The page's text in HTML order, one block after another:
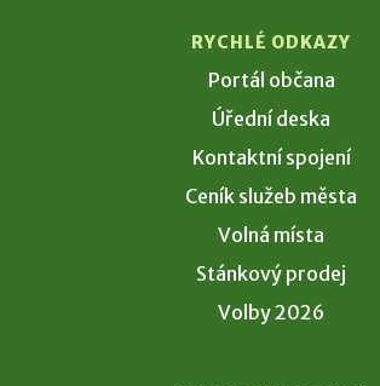
RYCHLÉ ODKAZY
Portál občana
Úřední deska
Kontaktní spojení
Ceník služeb města
Volná místa
Stánkový prodej
Volby 2026